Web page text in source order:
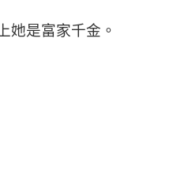
她是富家千金。